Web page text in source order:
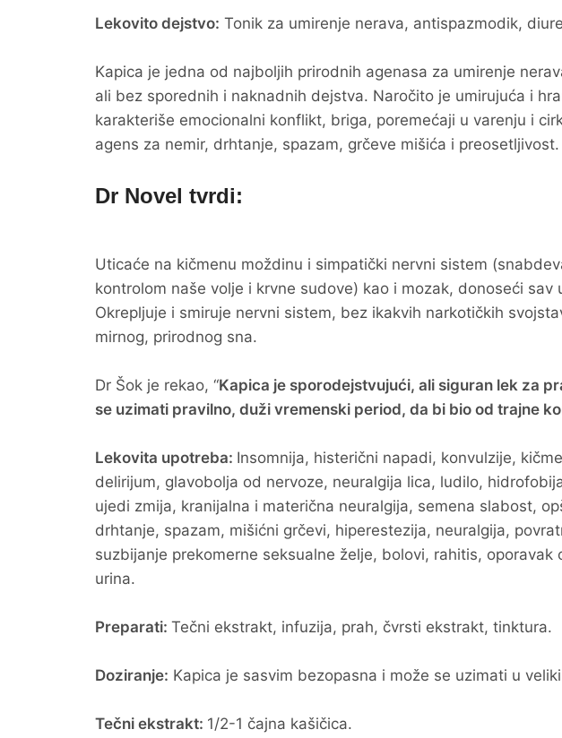
Lekovito dejstvo: Tonik za umirenje nerava, antispazmodik,
Kapica je jedna od najboljih prirodnih agenasa za umirenje
ali bez sporednih i naknadnih dejstva. Naročito je umirujuća i
karakteriše emocionalni konflikt, briga, poremećaji u varenju i
agens za nemir, drhtanje, spazam, grčeve mišića i preosetljivost.
Dr Novel tvrdi:
Uticaće na kičmenu moždinu i simpatički nervni sistem
kontrolom naše volje i krvne sudove) kao i mozak, donoseći
Okrepljuje i smiruje nervni sistem, bez ikakvih narkotičkih
mirnog, prirodnog sna.
Dr Šok je rekao, “Kapica je sporodejstvujući, ali siguran lek za
se uzimati pravilno, duži vremenski period, da bi bio od trajne
Lekovita upotreba: Insomnija, histerični napadi, konvulzije,
delirijum, glavobolja od nervoze, neuralgija lica, ludilo,
ujedi zmija, kranijalna i materična neuralgija, semena slabost,
drhtanje, spazam, mišićni grčevi, hiperestezija, neuralgija,
suzbijanje prekomerne seksualne želje, bolovi, rahitis,
urina.
Preparati: Tečni ekstrakt, infuzija, prah, čvrsti ekstrakt, tinktura.
Doziranje: Kapica je sasvim bezopasna i može se uzimati u
Tečni ekstrakt: 1/2-1 čajna kašičica.